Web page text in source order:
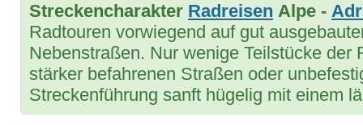
Streckencharakter Radreisen Alpe -
Radtouren vorwiegend auf gut
Nebenstraßen. Nur wenige Teilstücke der
stärker befahrenen Straßen oder
Streckenführung sanft hügelig mit einem